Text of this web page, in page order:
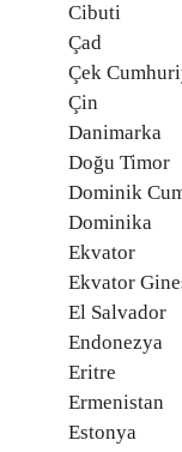
Cibuti
Çad
Çek
Çin
Danimarka
Doğu Timor
Dominik
Dominika
Ekvator
Ekvator
El Salvador
Endonezya
Eritre
Ermenistan
Estonya